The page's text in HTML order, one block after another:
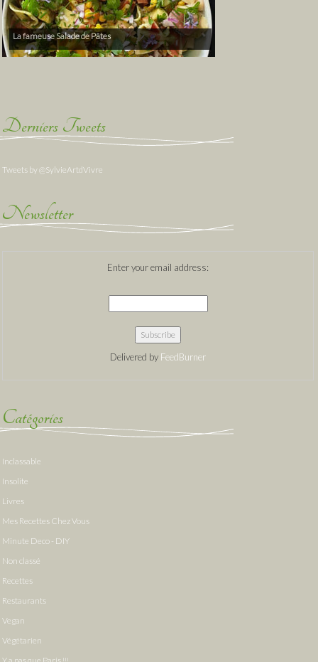
La fameuse Salade de Pâtes
Derniers Tweets
Tweets by @SylvieArtdVivre
Newsletter
Enter your email address:
Delivered by FeedBurner
Catégories
Inclassable
Insolite
Livres
Mes Recettes Chez Vous
Minute Deco - DIY
Non classé
Recettes
Restaurants
Vegan
Végétarien